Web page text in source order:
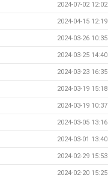
2024-07-02 12:02
2024-04-15 12:19
2024-03-26 10:35
2024-03-25 14:40
2024-03-23 16:35
2024-03-19 15:18
2024-03-19 10:37
2024-03-05 13:16
2024-03-01 13:40
2024-02-29 15:53
2024-02-20 15:25